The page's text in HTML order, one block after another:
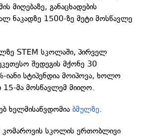
მიღებაზე, განაცხადების
ნაკადზე 1500-ზე მეტი მოსწავლე
STEM სკოლაში, პირველ
შედეგის მქონე 30
იანი სტიპენდია მოიპოვა, ხოლო
15-მა მოსწავლემ მიიღო.
ხელმისაწვდომიაბმულზე.
კომაროვის სკოლის ერთობლივი